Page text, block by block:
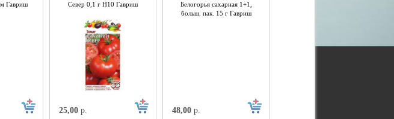
Гавриш
Север 0,1 г Н10 Гавриш
25,00 р.
Белогорья сахарная 1+1,
больш. пак. 15 г Гавриш
48,00 р.